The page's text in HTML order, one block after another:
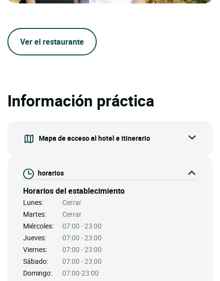
Ver el restaurante
Información práctica
Mapa de acceso al hotel e itinerario
horarios
Horarios del establecimiento
Lunes:
Cerrar
Martes:
Cerrar
Miércoles:
07:00 - 23:00
Jueves:
07:00 - 23:00
Viernes:
07:00 - 23:00
Sábado:
07:00 - 23:00
Domingo:
07:00-23:00